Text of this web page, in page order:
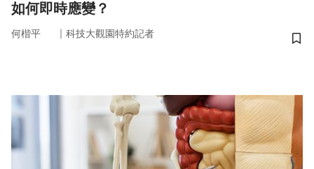
如何即時應變？
何楷平 ｜ 科技大觀園特約記者
儲